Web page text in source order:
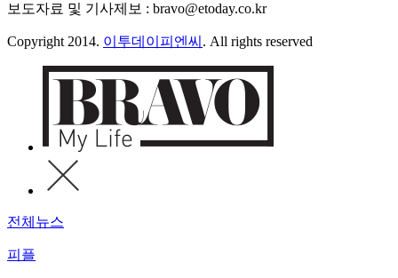
보도자료 및 기사제보 : bravo@etoday.co.kr
Copyright 2014. 이투데이피엔씨 . All rights reserved
전체뉴스
피플